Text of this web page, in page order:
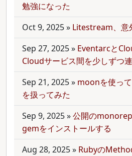
勉強になった
Oct 9, 2025» Litestream、意
Sep 27, 2025» Eventarcと
Cloudサービス間を少しずつ
Sep 21, 2025» moonを使っ
を扱ってみた
Sep 9, 2025»公開の
gemをインストールする
Aug 28, 2025» Rubyの